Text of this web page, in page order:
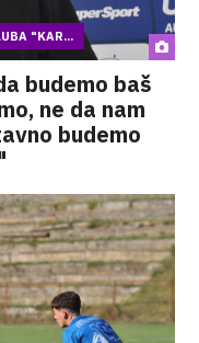
"KAR...
budemo baš
ne da nam
budemo